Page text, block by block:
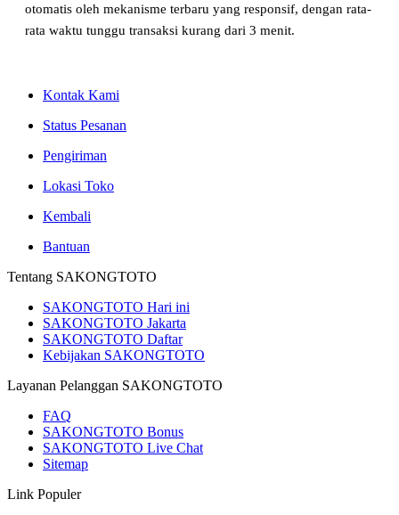
otomatis oleh mekanisme terbaru yang responsif, dengan rata-
rata waktu tunggu transaksi kurang dari 3 menit.
Kontak Kami
Status Pesanan
Pengiriman
Lokasi Toko
Kembali
Bantuan
Tentang SAKONGTOTO
SAKONGTOTO Hari ini
SAKONGTOTO Jakarta
SAKONGTOTO Daftar
Kebijakan SAKONGTOTO
Layanan Pelanggan SAKONGTOTO
FAQ
SAKONGTOTO Bonus
SAKONGTOTO Live Chat
Sitemap
Link Populer